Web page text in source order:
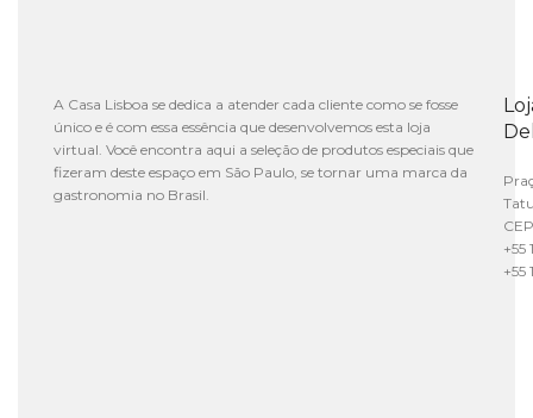
A Casa Lisboa se dedica a atender cada cliente como se fosse
único e é com essa essência que desenvolvemos esta loja
virtual. Você encontra aqui a seleção de produtos especiais que
fizeram deste espaço em São Paulo, se tornar uma marca da
gastronomia no Brasil.
+55
+55